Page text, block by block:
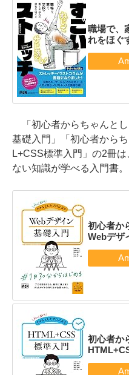
職場で、
れをほぐ
「初心者からちゃんと
基礎入門」「初心者から
L+CSS標準入門」の2冊
ない知識が学べる入門書
初心者か
Webデザ
初心者か